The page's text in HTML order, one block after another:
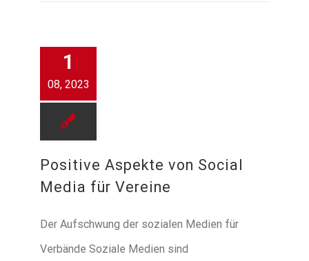
1
08, 2023
Positive Aspekte von Social
Media für Vereine
Der Aufschwung der sozialen Medien für
Verbände Soziale Medien sind